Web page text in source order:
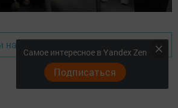
на страницу новости
Самое интересное в Yandex Zen
Подписаться